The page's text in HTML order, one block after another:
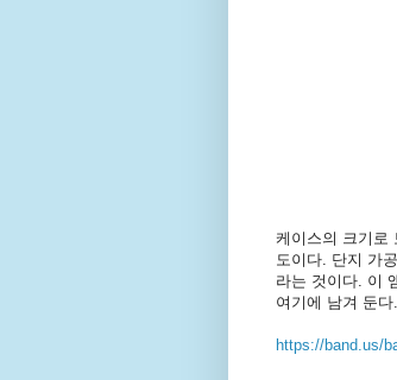
케이스의 크기로
도이다. 단지 가
라는 것이다. 이
여기에 남겨 둔다.
https://band.us/